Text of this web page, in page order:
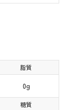
脂質
0g
糖質